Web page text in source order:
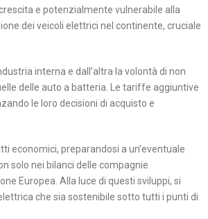
e potenzialmente vulnerabile alla
dei veicoli elettrici nel continente, cruciale
interna e dall’altra la volontà di non
delle auto a batteria. Le tariffe aggiuntive
le loro decisioni di acquisto e
economici, preparandosi a un’eventuale
solo nei bilanci delle compagnie
Europea. Alla luce di questi sviluppi, si
che sia sostenibile sotto tutti i punti di